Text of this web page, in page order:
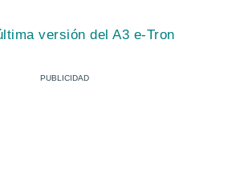
versión del A3 e-Tron